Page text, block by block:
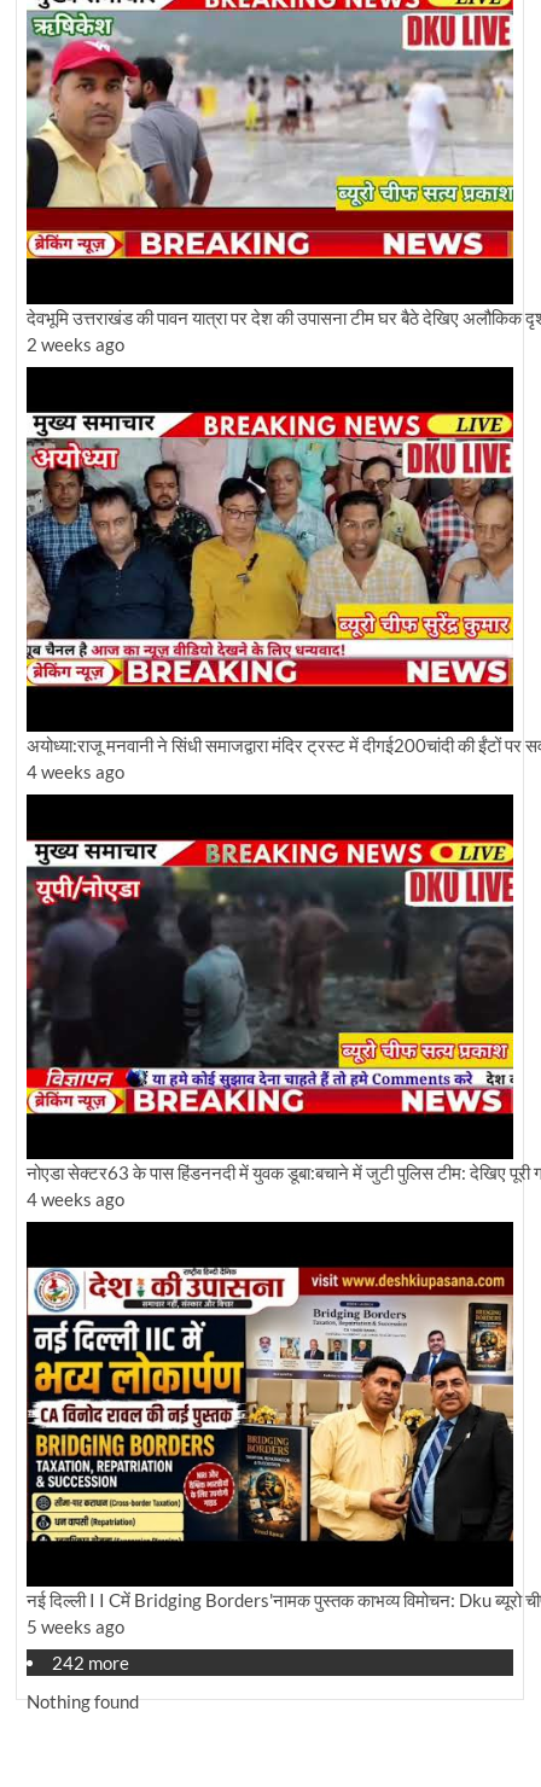
देवभूमि उत्तराखंड की पावन यात्रा पर देश की उपासना टीम घर बैठे देखिए अलौकिक
2 weeks ago
अयोध्या:राजू मनवानी ने सिंधी समाजद्वारा मंदिर ट्रस्ट में दीगई200चांदी की ईंटों पर
4 weeks ago
नोएडा सेक्टर63 के पास हिंडननदी में युवक डूबा:बचाने में जुटी पुलिस टीम: देखिए पूरी
4 weeks ago
नई दिल्ली I I Cमें Bridging Borders'नामक पुस्तक काभव्य विमोचन: Dku ब्यूरो चीफ
5 weeks ago
242 more
Nothing found